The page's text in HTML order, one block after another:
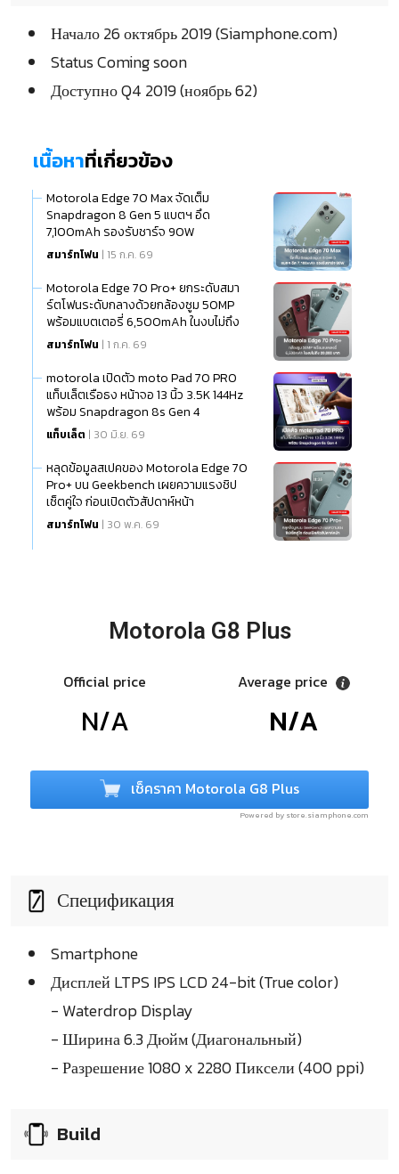
Начало 26 октябрь 2019 (Siamphone.com)
Status Coming soon
Доступно Q4 2019 (ноябрь 62)
เนื้อหาที่เกี่ยวข้อง
Motorola Edge 70 Max จัดเต็ม
Snapdragon 8 Gen 5 แบตฯ อึด
7,100mAh รองรับชาร์จ 90W
สมาร์ทโฟน | 15 ก.ค. 69
Motorola Edge 70 Pro+ ยกระดับสมา
ร์ตโฟนระดับกลางด้วยกล้องซูม 50MP
พร้อมแบตเตอรี่ 6,500mAh ในงบไม่ถึง
20,000 บาท
สมาร์ทโฟน | 1 ก.ค. 69
motorola เปิดตัว moto Pad 70 PRO
แท็บเล็ตเรือธง หน้าจอ 13 นิ้ว 3.5K 144Hz
พร้อม Snapdragon 8s Gen 4
แท็บเล็ต | 30 มิ.ย. 69
หลุดข้อมูลสเปคของ Motorola Edge 70
Pro+ บน Geekbench เผยความแรงชิป
เซ็ตคู่ใจ ก่อนเปิดตัวสัปดาห์หน้า
สมาร์ทโฟน | 30 พ.ค. 69
Motorola G8 Plus
Official price
N/A
Average price
N/A
เช็คราคา Motorola G8 Plus
Powered by store.siamphone.com
Спецификация
Smartphone
Дисплей LTPS IPS LCD 24-bit (True color)
- Waterdrop Display
- Ширина 6.3 Дюйм (Диагональный)
- Разрешение 1080 x 2280 Пиксели (400 ppi)
Build